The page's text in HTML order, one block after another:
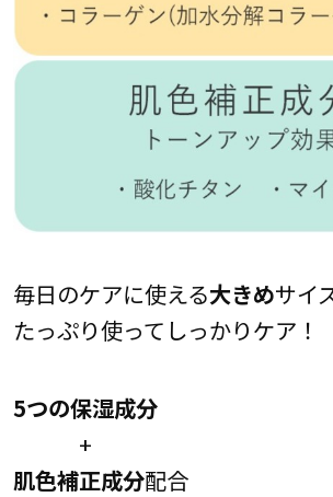
毎日のケアに使える大きめサイ
たっぷり使ってしっかりケア！
5つの保湿成分
+
肌色補正成分配合